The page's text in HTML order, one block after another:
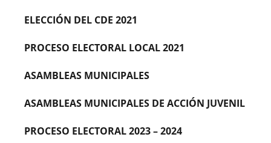
ELECCIÓN DEL CDE 2021
PROCESO ELECTORAL LOCAL 2021
ASAMBLEAS MUNICIPALES
ASAMBLEAS MUNICIPALES DE ACCIÓN JUVENIL
PROCESO ELECTORAL 2023 – 2024